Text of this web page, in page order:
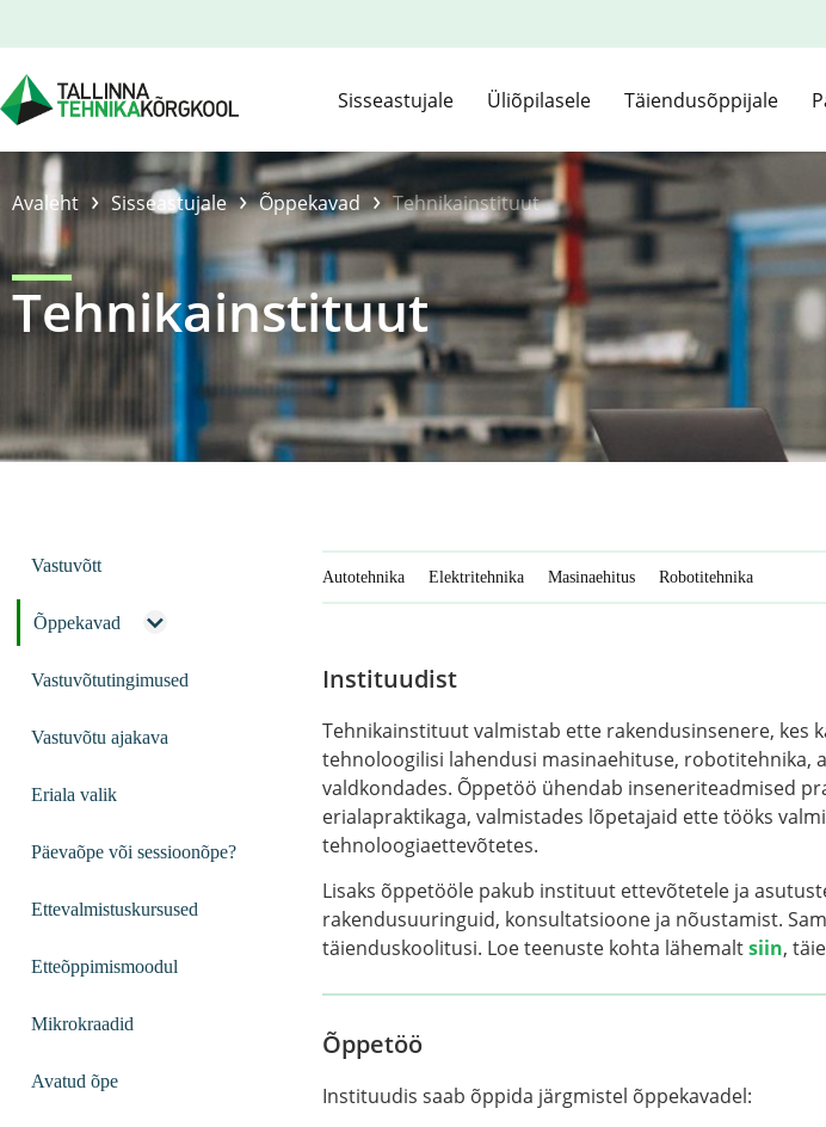
Sisseastujale Üliõpilasele Täiendusõppijale
Avaleht ›Sisseastujale›Õppekavad ›Tehnikainstituut
Tehnikainstituut
Vastuvõtt
Õppekavad
Vastuvõtutingimused
Vastuvõtu ajakava
Eriala valik
Päevaõpe või sessioonõpe?
Ettevalmistuskursused
Etteõppimismoodul
Mikrokraadid
Avatud õpe
Autotehnika Elektritehnika Masinaehitus Robotitehnika
Instituudist
Tehnikainstituut valmistab ette rakendusinsenere, kes
tehnoloogilisi lahendusi masinaehituse, robotitehnika,
valdkondades. Õppetöö ühendab inseneriteadmised
erialapraktikaga, valmistades lõpetajaid ette tööks
tehnoloogiaettevõtetes.
Lisaks õppetööle pakub instituut ettevõtetele ja
rakendusuuringuid, konsultatsioone ja nõustamist.
täienduskoolitusi. Loe teenuste kohta lähemaltsiin,
Õppetöö
Instituudis saab õppida järgmistel õppekavadel: